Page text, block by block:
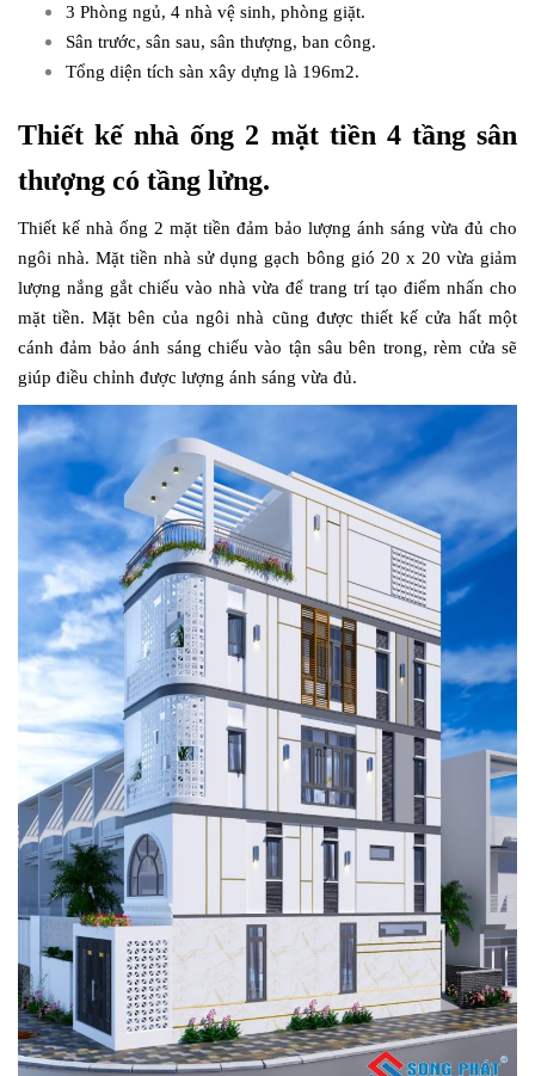
3 Phòng ngủ, 4 nhà vệ sinh, phòng giặt.
Sân trước, sân sau, sân thượng, ban công.
Tổng diện tích sàn xây dựng là 196m2.
Thiết kế nhà ống 2 mặt tiền 4 tầng sân
thượng có tầng lửng.
Thiết kế nhà ống 2 mặt tiền đảm bảo lượng ánh sáng vừa đủ cho
ngôi nhà. Mặt tiền nhà sử dụng gạch bông gió 20 x 20 vừa giảm
lượng nắng gắt chiếu vào nhà vừa để trang trí tạo điểm nhấn cho
mặt tiền. Mặt bên của ngôi nhà cũng được thiết kế cửa hất một
cánh đảm bảo ánh sáng chiếu vào tận sâu bên trong, rèm cửa sẽ
giúp điều chỉnh được lượng ánh sáng vừa đủ.